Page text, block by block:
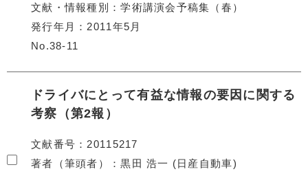
文献・情報種別
学術講演会予稿集（春）
発行年月
2011年5月
No.38-11
ドライバにとって有益な情報の要因に関する
考察（第2報）
文献番号
20115217
著者（筆頭者）
黒田 浩一 (日産自動車)